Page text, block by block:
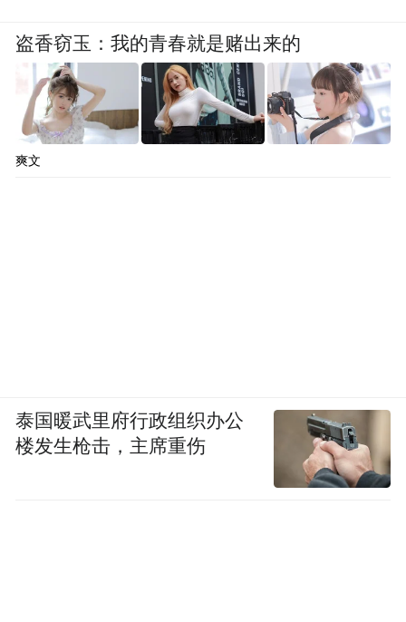
盗香窃玉：我的青春就是赌出来的
爽文
泰国暖武里府行政组织办公
楼发生枪击，主席重伤